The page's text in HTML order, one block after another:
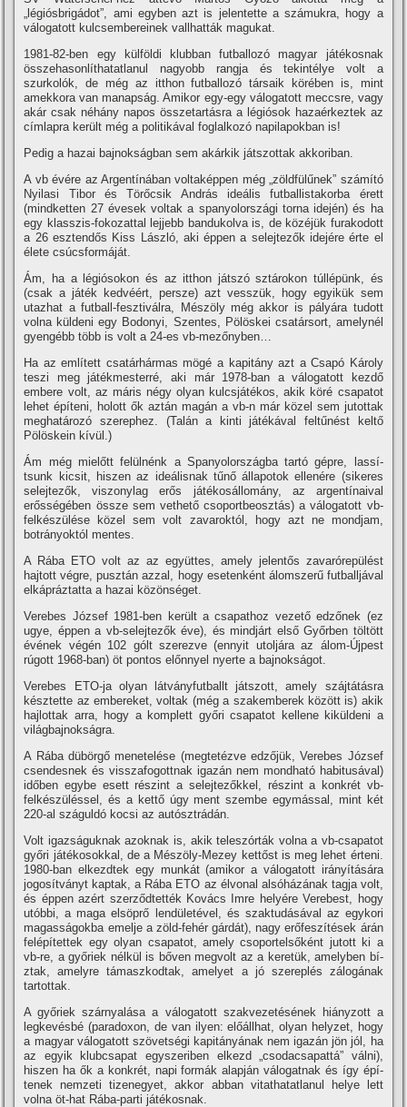
„légiósbrigádot”, ami egyben azt is jelentette a számukra, hogy a
válogatott kulcsembereinek vallhatták magukat.
1981-82-ben egy külföldi klubban futballozó magyar játékosnak
összehasonlí­thatatlanul nagyobb rangja és tekintélye volt a
szurkolók, de még az itthon futballozó társaik körében is, mint
amekkora van manapság. Amikor egy-egy válogatott meccsre, vagy
akár csak néhány napos összetartásra a légiósok hazaérkeztek az
cí­mlapra került még a politikával foglalkozó napilapokban is!
Pedig a hazai bajnokságban sem akárkik játszottak akkoriban.
A vb évére az Argentí­nában voltaképpen még „zöldfülűnek” számí­tó
Nyilasi Tibor és Törőcsik András ideális futballistakorba érett
(mindketten 27 évesek voltak a spanyolországi torna idején) és ha
egy klasszis-fokozattal lejjebb bandukolva is, de közéjük furakodott
a 26 esztendős Kiss László, aki éppen a selejtezők idejére érte el
élete csúcsformáját.
Ám, ha a légiósokon és az itthon játszó sztárokon túllépünk, és
(csak a játék kedvéért, persze) azt vesszük, hogy egyikük sem
utazhat a futball-fesztiválra, Mészöly még akkor is pályára tudott
volna küldeni egy Bodonyi, Szentes, Pölöskei csatársort, amelynél
gyengébb több is volt a 24-es vb-mezőnyben…
Ha az emlí­tett csatárhármas mögé a kapitány azt a Csapó Károly
teszi meg játékmesterré, aki már 1978-ban a válogatott kezdő
embere volt, az máris négy olyan kulcsjátékos, akik köré csapatot
lehet épí­teni, holott ők aztán magán a vb-n már közel sem jutottak
meghatározó szerephez. (Talán a kinti játékával feltűnést keltő
Pölöskein kí­vül.)
Ám még mielőtt felülnénk a Spanyolországba tartó gépre, lassí­
tsunk kicsit, hiszen az ideálisnak tűnő állapotok ellenére (sikeres
selejtezők, viszonylag erős játékosállomány, az argentí­naival
erősségében össze sem vethető csoportbeosztás) a válogatott vb-
felkészülése közel sem volt zavaroktól, hogy azt ne mondjam,
botrányoktól mentes.
A Rába ETO volt az az együttes, amely jelentős zavarórepülést
hajtott végre, pusztán azzal, hogy esetenként álomszerű futballjával
elkápráztatta a hazai közönséget.
Verebes József 1981-ben került a csapathoz vezető edzőnek (ez
ugye, éppen a vb-selejtezők éve), és mindjárt első Győrben töltött
évének végén 102 gólt szerezve (ennyit utoljára az álom-Újpest
rúgott 1968-ban) öt pontos előnnyel nyerte a bajnokságot.
Verebes ETO-ja olyan látványfutballt játszott, amely szájtátásra
késztette az embereket, voltak (még a szakemberek között is) akik
hajlottak arra, hogy a komplett győri csapatot kellene kiküldeni a
világbajnokságra.
A Rába dübörgő menetelése (megtetézve edzőjük, Verebes József
csendesnek és visszafogottnak igazán nem mondható habitusával)
időben egybe esett részint a selejtezőkkel, részint a konkrét vb-
felkészüléssel, és a kettő úgy ment szembe egymással, mint két
220-al száguldó kocsi az autósztrádán.
Volt igazságuknak azoknak is, akik teleszórták volna a vb-csapatot
győri játékosokkal, de a Mészöly-Mezey kettőst is meg lehet érteni.
1980-ban elkezdtek egy munkát (amikor a válogatott irányí­tására
jogosí­tványt kaptak, a Rába ETO az élvonal alsóházának tagja volt,
és éppen azért szerződtették Kovács Imre helyére Verebest, hogy
utóbbi, a maga elsöprő lendületével, és szaktudásával az egykori
magasságokba emelje a zöld-fehér gárdát), nagy erőfeszí­tések árán
felépí­tettek egy olyan csapatot, amely csoportelsőként jutott ki a
vb-re, a győriek nélkül is bőven megvolt az a keretük, amelyben bí­
ztak, amelyre támaszkodtak, amelyet a jó szereplés zálogának
tartottak.
A győriek szárnyalása a válogatott szakvezetésének hiányzott a
legkevésbé (paradoxon, de van ilyen: előállhat, olyan helyzet, hogy
a magyar válogatott szövetségi kapitányának nem igazán jön jól, ha
az egyik klubcsapat egyszeriben elkezd „csodacsapattá” válni),
hiszen ha ők a konkrét, napi formák alapján válogatnak és í­gy épí­
tenek nemzeti tizenegyet, akkor abban vitathatatlanul helye lett
volna öt-hat Rába-parti játékosnak.